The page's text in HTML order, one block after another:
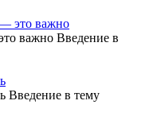
— это важно
важно Введение в
Введение в тему